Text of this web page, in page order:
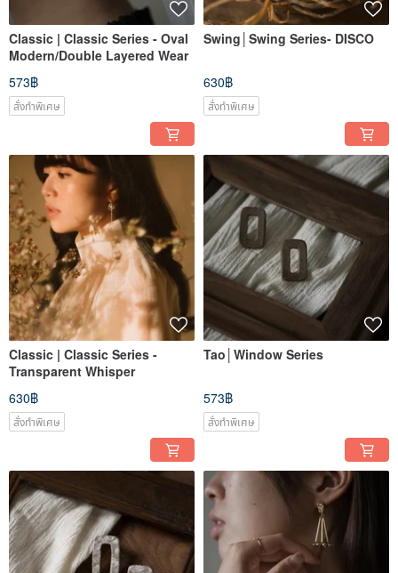
Classic | Classic Series - Oval
Modern/Double Layered Wear
573฿
สั่งทำพิเศษ
Swing│Swing Series- DISCO
630฿
สั่งทำพิเศษ
Classic | Classic Series -
Transparent Whisper
630฿
สั่งทำพิเศษ
Tao│Window Series
573฿
สั่งทำพิเศษ